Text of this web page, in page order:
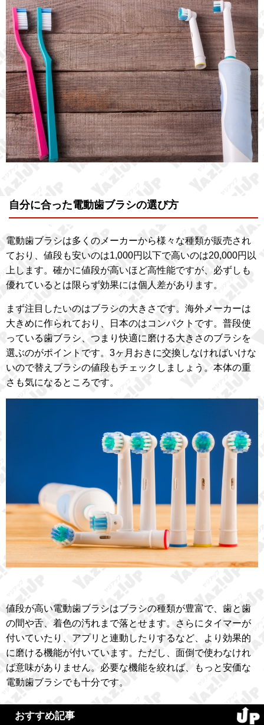
自分に合った電動歯ブラシの選び方
電動歯ブラシは多くのメーカーから様々な種類が販売され
ており、値段も安いのは1,000円以下で高いのは20,000円以
上します。確かに値段が高いほど高性能ですが、必ずしも
優れているとは限らず効果には個人差があります。
まず注目したいのはブラシの大きさです。海外メーカーは
大きめに作られており、日本のはコンパクトです。普段使
っている歯ブラシ、つまり快適に磨ける大きさのブラシを
選ぶのがポイントです。3ヶ月おきに交換しなければいけな
いので替えブラシの値段もチェックしましょう。本体の重
さも気になるところです。
値段が高い電動歯ブラシはブラシの種類が豊富で、歯と歯
の間や舌、着色の汚れまで落とせます。さらにタイマーが
付いていたり、アプリと連動したりするなど、より効果的
に磨ける機能が付いています。ただし、面倒で使わなけれ
ば意味がありません。必要な機能を絞れば、もっと安価な
電動歯ブラシでも十分です。
おすすめ記事